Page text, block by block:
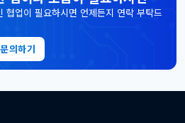
협업이 필요하시면 언제든지 연락 부탁드
문의하기